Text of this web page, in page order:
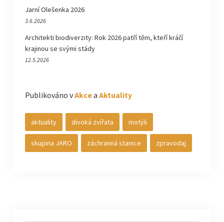
Jarní Olešenka 2026
3.6.2026
Architekti biodiverzity: Rok 2026 patří těm, kteří kráčí
krajinou se svými stády
12.5.2026
Publikováno vAkcea Aktuality
aktuality divoká zvířata motýli
skupina JARO záchranná stanice zpravodaj